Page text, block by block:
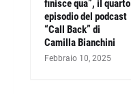
finisce qua”, il quarto
episodio del podcast
“Call Back” di
Camilla Bianchini
Febbraio 10, 2025